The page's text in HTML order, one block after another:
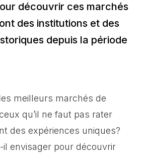
découvrir ces marchés
des institutions et des
depuis la période
meilleurs marchés de
qu’il ne faut pas rater
des expériences uniques?
envisager pour découvrir